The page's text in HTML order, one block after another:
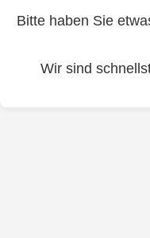
Bitte haben Sie
Wir sind